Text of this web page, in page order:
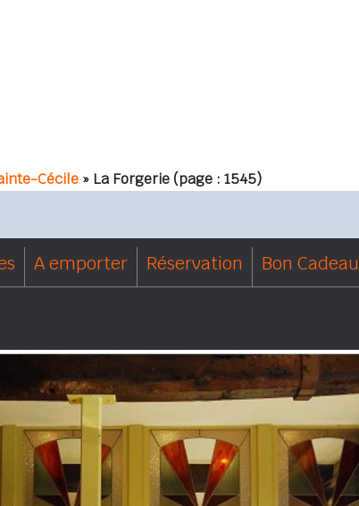
Cécile » La Forgerie(page : 1545)
A emporter Réservation Bon Cadeau